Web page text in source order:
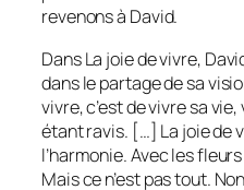
revenons à David.
DansLa joie de vivre,
dans le partage de sa
vivre, c’est de vivre sa
étant ravis. […] La joie de
l’harmonie. Avec les
Mais ce n’est pas tout.